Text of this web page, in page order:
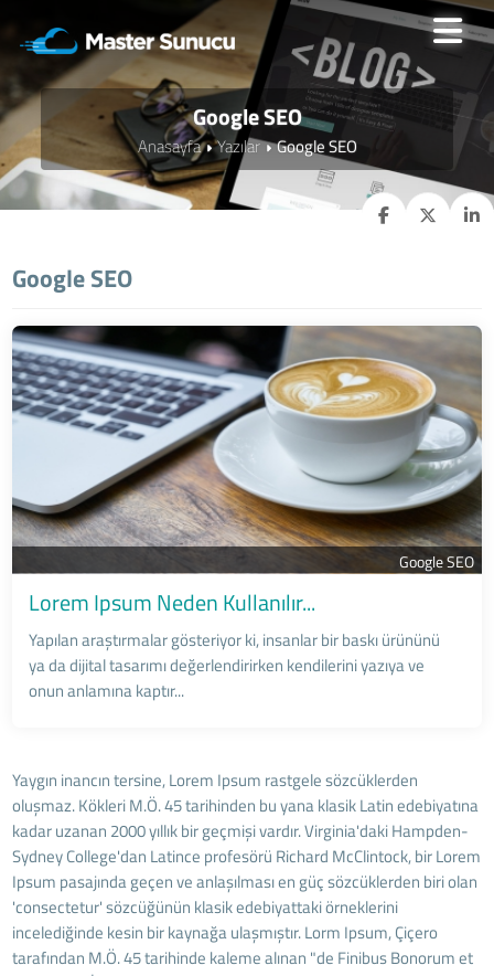
Google SEO
Anasayfa Yazılar Google SEO
Google SEO
Google SEO
Lorem Ipsum Neden Kullanılır...
Yapılan araştırmalar gösteriyor ki, insanlar bir baskı ürününü
ya da dijital tasarımı değerlendirirken kendilerini yazıya ve
onun anlamına kaptır...
Yaygın inancın tersine, Lorem Ipsum rastgele sözcüklerden
oluşmaz. Kökleri M.Ö. 45 tarihinden bu yana klasik Latin edebiyatına
kadar uzanan 2000 yıllık bir geçmişi vardır. Virginia'daki Hampden-
Sydney College'dan Latince profesörü Richard McClintock, bir Lorem
Ipsum pasajında geçen ve anlaşılması en güç sözcüklerden biri olan
'consectetur' sözcüğünün klasik edebiyattaki örneklerini
incelediğinde kesin bir kaynağa ulaşmıştır. Lorm Ipsum, Çiçero
tarafından M.Ö. 45 tarihinde kaleme alınan "de Finibus Bonorum et